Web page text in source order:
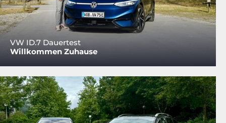
VW ID.7 Dauertest
Willkommen Zuhause